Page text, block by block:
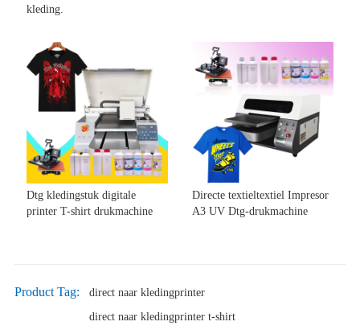
kleding.
Dtg kledingstuk digitale
printer T-shirt drukmachine
Directe textieltextiel Impresor
A3 UV Dtg-drukmachine
Product Tag:
direct naar kledingprinter
direct naar kledingprinter t-shirt